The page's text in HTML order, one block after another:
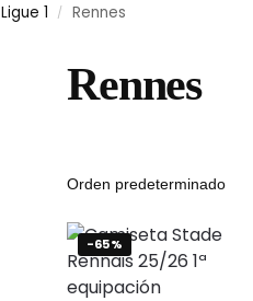
Ligue 1 / Rennes
Rennes
-65%